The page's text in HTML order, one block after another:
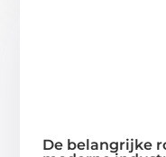
De belangrijke